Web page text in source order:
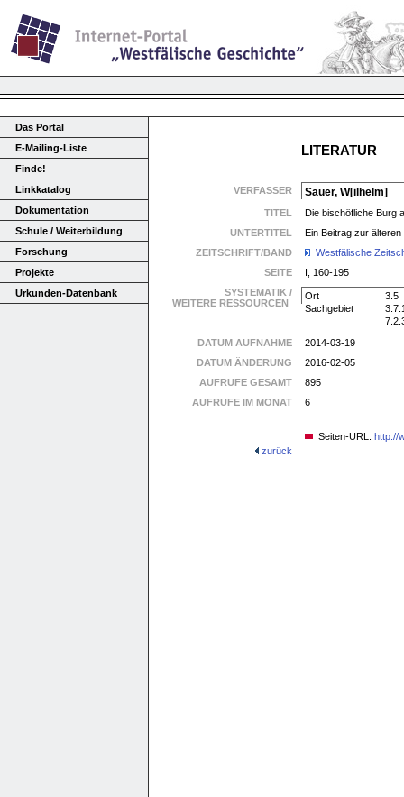
Das Portal
E-Mailing-Liste
Finde!
Linkkatalog
Dokumentation
Schule / Weiterbildung
Forschung
Projekte
Urkunden-Datenbank
LITERATUR
VERFASSER Sauer, W[ilhelm]
TITEL
Die bischöfliche Burg
UNTERTITEL
Ein Beitrag zur
ZEITSCHRIFT/BAND
Westfälische
SEITE
I, 160-195
SYSTEMATIK /
WEITERE RESSOURCEN
Ort
3.5
Sachgebiet
DATUM AUFNAHME
2014-03-19
DATUM ÄNDERUNG
2016-02-05
AUFRUFE GESAMT
895
AUFRUFE IM MONAT
6
Seiten-URL: http://
zurück